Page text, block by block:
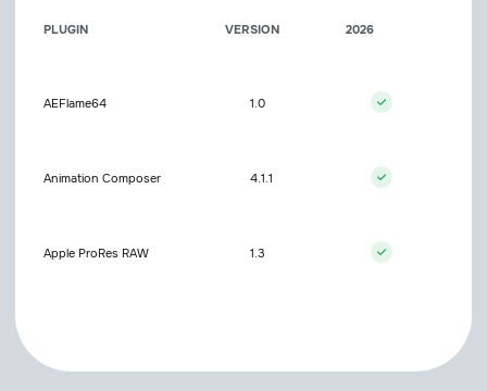
PLUGIN VERSION 2026
AEFlame64 1.0
Animation Composer 4.1.1
Apple ProRes RAW 1.3